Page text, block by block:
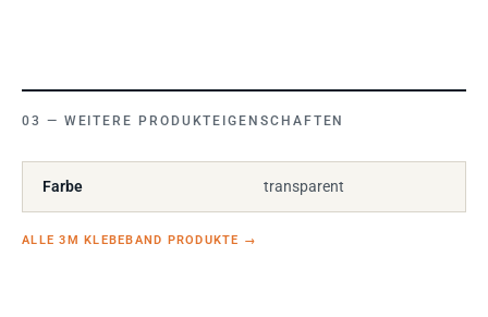
WEITERE PRODUKTEIGENSCHAFTEN
Farbe transparent
ALLE 3M KLEBEBAND PRODUKTE →